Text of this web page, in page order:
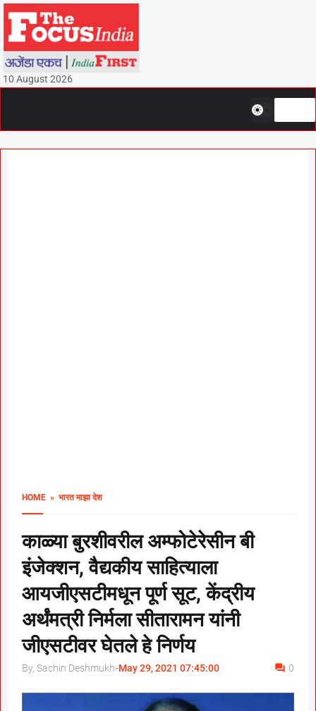
10 August 2026
HOME » भारत माझा देश
काळ्या बुरशीवरील अम्फोटेरेसीन बी
इंजेक्शन, वैद्यकीय साहित्याला
आयजीएसटीमधून पूर्ण सूट, केंद्रीय
अर्थंमत्री निर्मला सीतारामन यांनी
जीएसटीवर घेतले हे निर्णय
By, Sachin Deshmukh-May 29, 2021 07:45:00 0